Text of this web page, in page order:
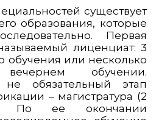
существует
образования, которые
Первая
лиценциат: 3
обучения или несколько
обучении.
обязательный этап
– магистратура (2
По ее окончании